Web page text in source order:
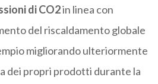
di CO2in linea con
del riscaldamento globale
migliorando ulteriormente
dei propri prodotti durante la